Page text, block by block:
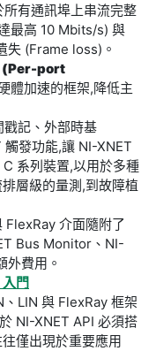
所有通訊埠上串流完整
最高 10 Mbits/s) 與
失 (Frame loss)。
(Per-port
體加速的框架,降低主
記、外部時基
發功能,讓 NI-XNET
系列裝置,以用於多種
層級的量測,到故障植
FlexRay 介面隨附了
Bus Monitor、NI-
費用。
門
LIN 與 FlexRay 框架
NI-XNET API 必須搭
僅出現於重要應用